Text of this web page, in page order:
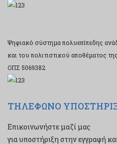
Ψηφιακό σύστημα πολυεπίπεδης
και του πολιτιστικού αποθέματος
ΟΠΣ 5069382
ΤΗΛΕΦΩΝΟ
Επικοινωνήστε μαζί μας
για υποστήριξη στην εγγραφή